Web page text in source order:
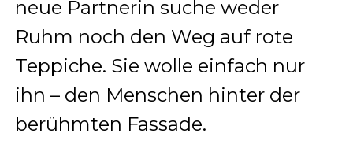
neue Partnerin suche weder
Ruhm noch den Weg auf rote
Teppiche. Sie wolle einfach nur
ihn – den Menschen hinter der
berühmten Fassade.